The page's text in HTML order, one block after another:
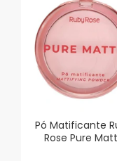
Pó Matificante
Rose Pure